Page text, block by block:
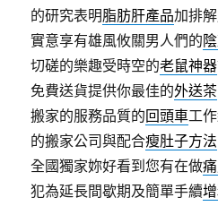
的研究表明脂肪肝產品加排
實意享有雄風攸關男人們的
切磋的樂趣受時空的老鼠神器
免費送貨提供你最佳的外送茶
搬家的服務品質的回頭車工
的搬家公司與配合瘦肚子方法
全國獨家妳好看到您有在做
犯為延長間歇期及簡單手續